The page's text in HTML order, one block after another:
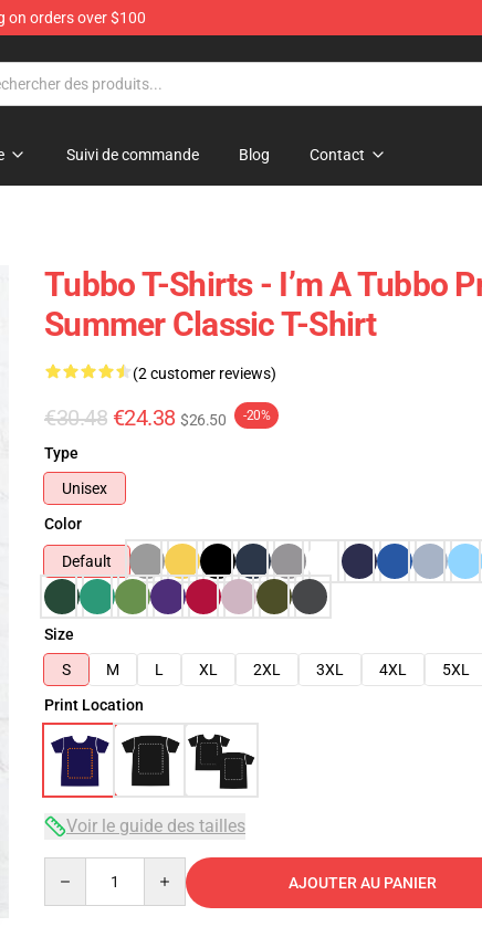
on orders over $100
Suivi de commande Blog Contact
Tubbo T-Shirts - I’m A Tubbo
Summer Classic T-Shirt
(2 customer reviews)
€30.48 €24.38 $26.50 -20%
Type
Unisex
Color
Default
Size
S
M L XL 2XL 3XL 4XL
5XL
Print Location
Voir le guide des tailles
AJOUTER AU PANIER